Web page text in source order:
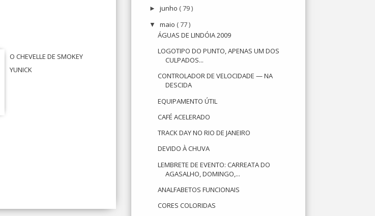
O CHEVELLE DE SMOKEY
YUNICK
►junho ( 79 )
▼maio ( 77 )
ÁGUAS DE LINDÓIA 2009
LOGOTIPO DO PUNTO, APENAS UM DOS
CULPADOS...
CONTROLADOR DE VELOCIDADE — NA
DESCIDA
EQUIPAMENTO ÚTIL
CAFÉ ACELERADO
TRACK DAY NO RIO DE JANEIRO
DEVIDO À CHUVA
LEMBRETE DE EVENTO: CARREATA DO
AGASALHO, DOMINGO,...
ANALFABETOS FUNCIONAIS
CORES COLORIDAS